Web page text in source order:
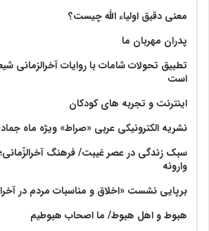
معنی دقیق اولیاء الله چیست؟
پدران مهربان ما
تطبیق تحولات شامات با روایات آخرالزمانی
است
اینترنت و تجربه های کودکان
نشریه الکترونیکی عربی «صراط» ویژه ماه
سبک زندگی در عصر غیبت/ فرهنگ
وارونه
برپایی نشست «اخلاق و مناسبات مردم در
هبوط و اهل هبوط/ ما اصحاب هبوطیم